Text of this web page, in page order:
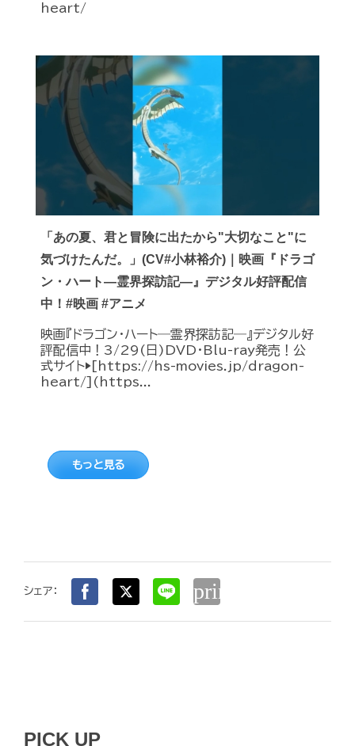
heart/
「あの夏、君と冒険に出たから"大切なこと"に
気づけたんだ。」(CV#小林裕介)｜映画『ドラゴ
ン・ハート―霊界探訪記―』デジタル好評配信
中！#映画 #アニメ
映画『ドラゴン・ハート―霊界探訪記―』デジタル好
評配信中！3/29(日)DVD・Blu-ray発売！公
式サイト▶︎[https://hs-movies.jp/dragon-
heart/](https...
もっと見る
シェア： print
PICK UP